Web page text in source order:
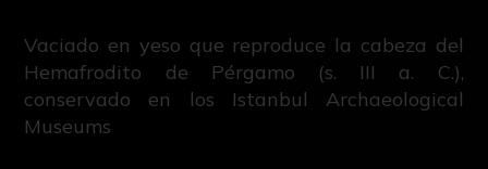
Vaciado en yeso que reproduce la cabeza del
Hemafrodito de Pérgamo (s. III a. C.),
conservado en los Istanbul Archaeological
Museums